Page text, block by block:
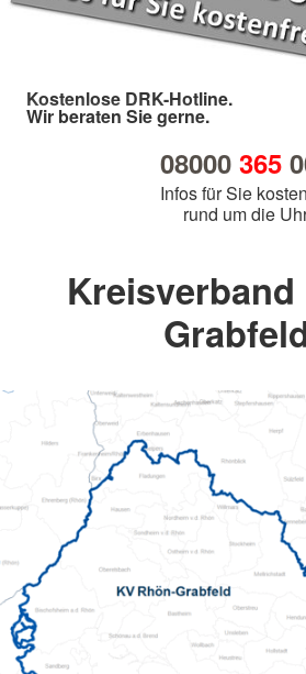
Kostenlose DRK-Hotline.
Wir beraten Sie gerne.
08000 365
Infos für Sie
rund um die
Kreisverband